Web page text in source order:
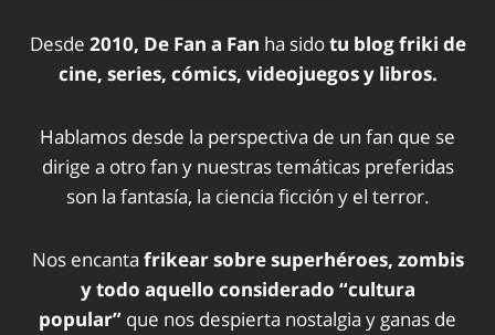
Desde 2010, De Fan a Fan ha sidotu blog friki de
cine, series, cómics, videojuegos y libros.
Hablamos desde la perspectiva de un fan que se
dirige a otro fan y nuestras temáticas preferidas
son la fantasía, la ciencia ficción y el terror.
Nos encanta frikear sobre superhéroes, zombis
y todo aquello considerado “cultura
popular” que nos despierta nostalgia y ganas de